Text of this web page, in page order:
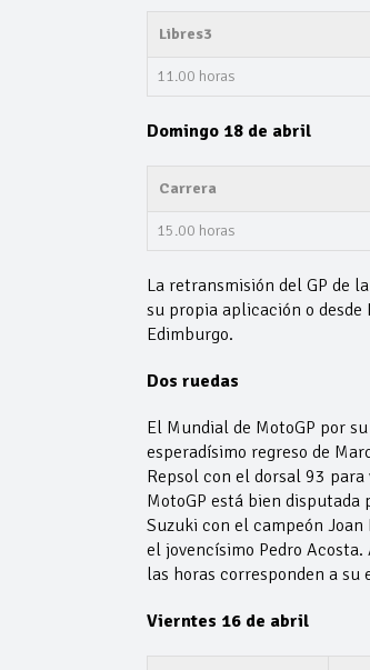
Libres3
11.00 horas
Domingo 18 de abril
Carrera
15.00 horas
La retransmisión del GP de
su propia aplicación o
Edimburgo.
Dos ruedas
El Mundial de MotoGP por
esperadísimo regreso de
Repsol con el dorsal 93
MotoGP está bien disputada
Suzuki con el campeón
el jovencísimo Pedro
las horas corresponden a su
Vierntes 16 de abril